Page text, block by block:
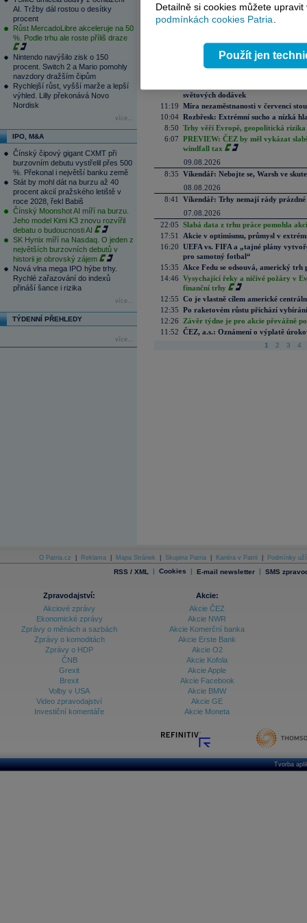
AI. Tržby dál rostou o desítky
procent
Růst MercadoLibre akceleruje na 50
%. Podle trhu ale roste příliš draze
Nintendo navýšilo zisk o 150
procent. Switch 2 a Mario pomohly
navzdory dražším čipům
Rychlejší růst, vyšší marže a lepší
výhled. Lilly překonává Novo
Nordisk
více...
IPO, M&A
Čínský čipový gigant CXMT při
burzovním debutu vystřelil přes 500
%. Překonal i největší banku země
Stát by mohl dát na burzu až 40
procent akcií pražského letiště v
roce 2028, řekl Babiš
Čínský Moonshot AI míří na burzu.
Jeho model Kimi K3 znovu rozvířil
debatu o budoucnosti AI
SK Hynix míří na Nasdaq. O jeden z
největších burzovních debutů v
historii je obrovský zájem
Nová vlna mega IPO hýbe trhy.
Rychlé zařazování do indexů
přináší šance i rizika
více...
TÝDENNÍ PŘEHLEDY
více...
Aktuální komentáře
10.08.2026
PODCAST Týdenní výhled:
brání státní dluhopisy
Trumpovy příjmy z licencí loni
světových dodávek
11:19 Míra nezaměstnanosti v červenci
10:04 Rozbřesk: Extrémní sucho a nízká
8:50 Trhy věří Evropě, geopolitická rizika
6:07 PREVIEW: ČEZ by měl vykázat
windfall tax
09.08.2026
8:35 Víkendář: Nebojte se, Warsh ve
08.08.2026
8:41
Víkendář: Trhy nemají rády prázdné
07.08.2026
22:05 Slabá data z trhu práce pomohla
17:51
Akcie v optimismu, průmysl v
16:20 UEFA vs. FIFA a „tajné plány
pro samotný fotbal“
15:35
Akce Fedu se odsouvá, americký
14:46 Vysychající řeky a ničivé požáry v
finanční trhy
12:55 Co je vlastně cílem americké
12:35 Po raketovém růstu přichází
12:26
Závěr týdne je pro akcie převážně
11:52 ČEZ, a.s.: Oznámení o výplatě
1 2 3 4
O Patria.cz Reklama Mapa Stránek Skupina Patria Kariéra v Patrii Podmínky
RSS / XML | Cookies | E-mail newsletter | SMS
Zpravodajství:
Akciové zprávy
Ekonomické zprávy
Zprávy o měnách a sazbách
Zprávy o komoditách
Zprávy o HDP
ČNB
Grexit
Brexit
Volby v USA
Video zpravodajství
Investiční komentáře
Akcie:
Akcie ČEZ
Akcie NWR
Akcie Komerční banka
Akcie Erste Bank
Akcie O2
Akcie Kofola
Akcie Apple
Akcie Facebook
Akcie BMW
Akcie GE
Akcie Moneta
Tvorba
Detailně si cookies můžete
podmínkách cookies Patria
Použít jen